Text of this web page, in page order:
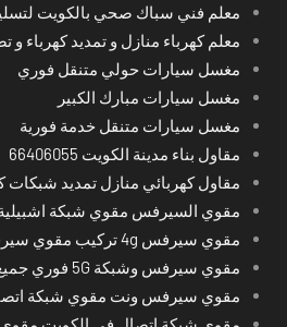
معلم فني سباك صحي بالكويت
معلم كهرباء منازل و تمديد كهرباء و
مغسل سيارات حولي متنقل فوري
مغسل سيارات مبارك الكبير
مغسل سيارات متنقل خدمة فورية
مقاول بناء مدينة الكويت 66406055
مقاول كهربائي منازل تمديد شبكات
مقوي السيرفس مقوي شبكة اشبيلية
مقوي سيرفس 4g تركيب مقوي سيرفس البر في الكويت
مقوي سيرفس وشبكة 5G فوري جميع أنحاء الكويت
مقوي سيرفس ونت مقوي شبكة